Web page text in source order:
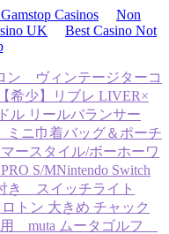
Casinos
Non
UK
Best Casino Not
ン ヴィンテージターコ
【希少】リブレ LIVER×
ル リールバランサー
ミニ巾着バッグ＆ポーチ
ースタイル/ボーホーワ
S/MNintendo Switch
き スイッチライト
トン 大きめ チャック
muta ムータゴルフ